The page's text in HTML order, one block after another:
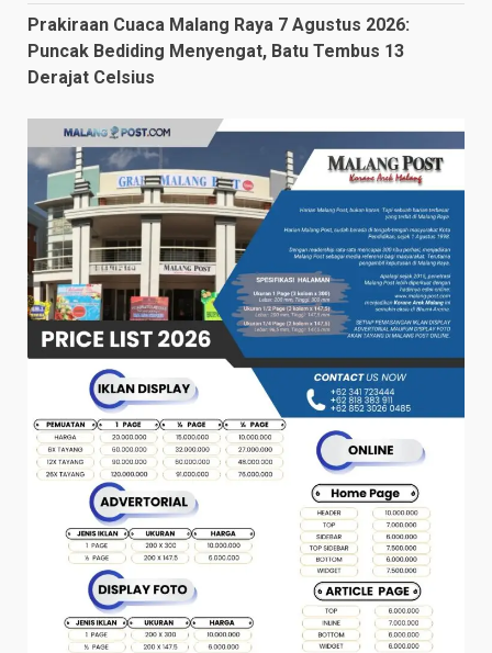
Prakiraan Cuaca Malang Raya 7 Agustus 2026:
Puncak Bediding Menyengat, Batu Tembus 13
Derajat Celsius